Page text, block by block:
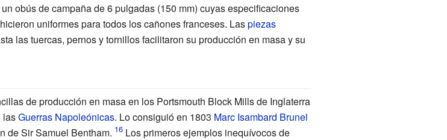
obús de campaña de 6 pulgadas (150 mm) cuyas especificaciones
uniformes para todos los cañones franceses. Laspiezas
las tuercas, pernos y tornillos facilitaron su producción en masa y su
de producción en masa en los Portsmouth Block Millsde Inglaterra
Guerras Napoleónicas. Lo consiguió en 1803 Marc Isambard Brunel
de Sir Samuel Bentham.
Los primeros ejemplos inequívocos de